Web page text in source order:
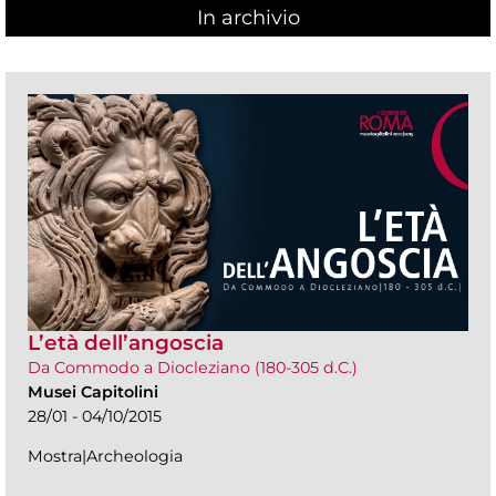
In archivio
L’età dell’angoscia
Da Commodo a Diocleziano (180-305 d.C.)
Musei Capitolini
28/01 - 04/10/2015
Mostra|Archeologia